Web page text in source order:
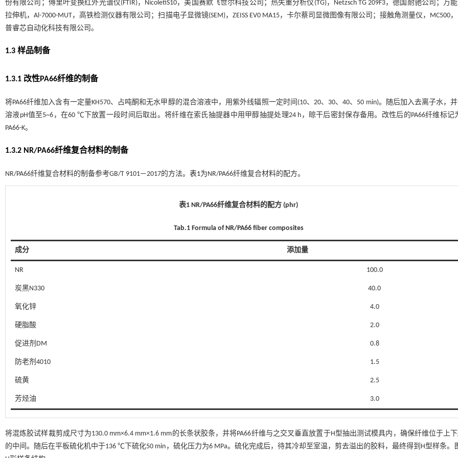
份有限公司；傅里叶变换红外光谱仪(FTIR)，NicoletiS10，美国赛默飞世尔科技公司；热失重分析仪(TG)，Netzsch TG 209F3，德国耐驰公司；万
拉伸机，Al-7000-MUT，高铁检测仪器有限公司；扫描电子显微镜(SEM)，ZEISS EV0 MA15，卡尔蔡司显微图像有限公司；接触角测量仪，MC500
普睿芯自动化科技有限公司。
1.3 样品制备
1.3.1 改性PA66纤维的制备
将PA66纤维加入含有一定量KH570、占吨酮和无水甲醇的混合溶液中，用紫外线辐照一定时间(10、20、30、40、50 min)。随后加入去离子水，
溶液pH值至5~6，在60 ℃下放置一段时间后取出。将纤维在索氏抽提器中用甲醇抽提处理24 h，晾干后密封保存备用。改性后的PA66纤维标记
PA66-K。
1.3.2 NR/PA66纤维复合材料的制备
NR/PA66纤维复合材料的制备参考GB/T 9101—2017的方法。 表1为NR/PA66纤维复合材料的配方。
表1 NR/PA66纤维复合材料的配方 (phr)
Tab.1 Formula of NR/PA66 fiber composites
成分 添加量
NR 100.0
炭黑N330 40.0
氧化锌 4.0
硬脂酸 2.0
促进剂DM 0.8
防老剂4010 1.5
硫黄 2.5
芳烃油 3.0
将混炼胶试样裁剪成尺寸为130.0 mm×6.4 mm×1.6 mm的长条状胶条，并将PA66纤维与之交叉垂直放置于H型抽出测试模具内，确保纤维位于上
的中间。随后在平板硫化机中于136 ℃下硫化50 min，硫化压力为6 MPa。硫化完成后，待其冷却至室温，剪去溢出的胶料，最终得到H型样条。